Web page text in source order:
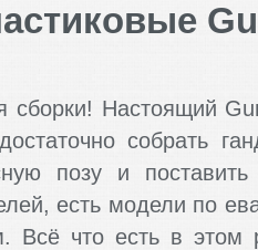
сборки! Настоящий
собрать
позу и
есть модели по
Всё что есть в этом